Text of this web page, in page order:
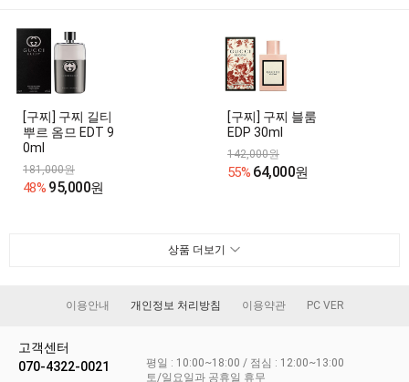
[구찌] 구찌 길티
뿌르 옴므 EDT 9
0ml
181,000원
48% 95,000원
[구찌] 구찌 블룸
EDP 30ml
142,000원
55% 64,000원
상품 더보기
이용안내 개인정보 처리방침 이용약관 PC VER
고객센터
070-4322-0021
평일 : 10:00~18:00 / 점심 : 12:00~13:00
토/일요일과 공휴일 휴무